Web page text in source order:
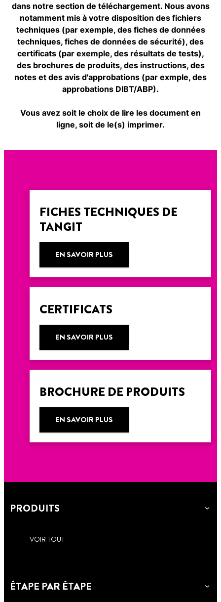
dans notre section de téléchargement. Nous avons
notamment mis à votre disposition des fichiers
techniques (par exemple, des fiches de données
techniques, fiches de données de sécurité), des
certificats (par exemple, des résultats de tests),
des brochures de produits, des instructions, des
notes et des avis d'approbations (par exmple, des
approbations DIBT/ABP).
Vous avez soit le choix de lire les document en
ligne, soit de le(s) imprimer.
FICHES TECHNIQUES DE
TANGIT
EN SAVOIR PLUS
CERTIFICATS
EN SAVOIR PLUS
BROCHURE DE PRODUITS
EN SAVOIR PLUS
PRODUITS
VOIR TOUT
ÉTAPE PAR ÉTAPE